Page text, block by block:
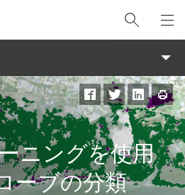
ニングを使用
ーブの分類